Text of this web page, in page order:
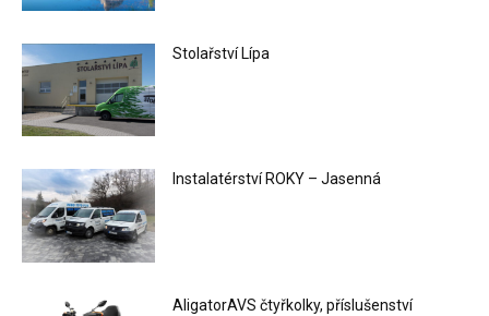
Stolařství Lípa
Instalatérství ROKY – Jasenná
AligatorAVS čtyřkolky, příslušenství